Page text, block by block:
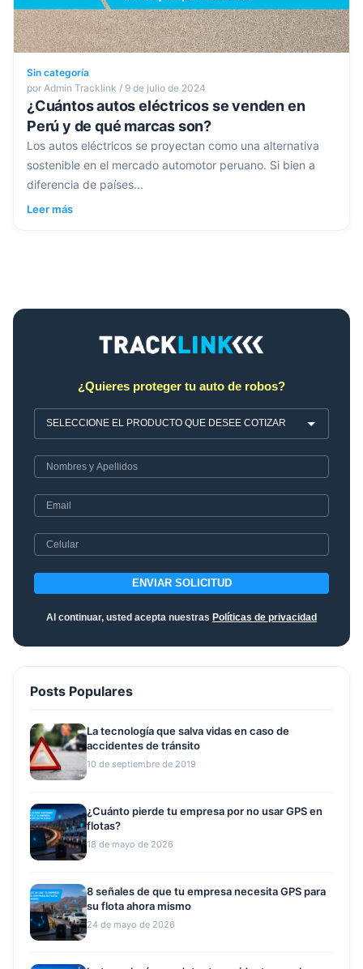
Sin categoría
por Admin Tracklink / 9 de julio de 2024
¿Cuántos autos eléctricos se venden en
Perú y de qué marcas son?
Los autos eléctricos se proyectan como una alternativa
sostenible en el mercado automotor peruano. Si bien a
diferencia de países...
Leer más
¿Quieres proteger tu auto de robos?
ENVIAR SOLICITUD
Al continuar, usted acepta nuestras Políticas de privacidad
Posts Populares
La tecnología que salva vidas en caso de
accidentes de tránsito
10 de septiembre de 2019
¿Cuánto pierde tu empresa por no usar GPS en
flotas?
18 de mayo de 2026
8 señales de que tu empresa necesita GPS para
su flota ahora mismo
24 de mayo de 2026